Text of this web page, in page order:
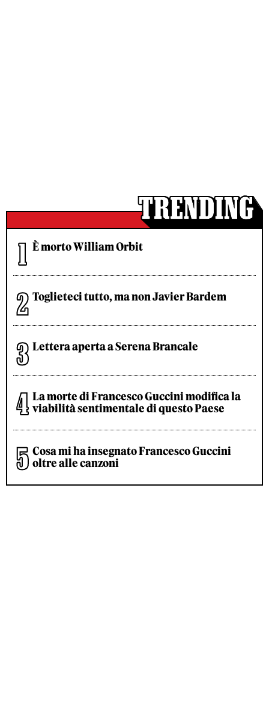
È morto William Orbit
Toglieteci tutto, ma non Javier Bardem
Lettera aperta a Serena Brancale
La morte di Francesco Guccini modifica la
viabilità sentimentale di questo Paese
Cosa mi ha insegnato Francesco Guccini
oltre alle canzoni